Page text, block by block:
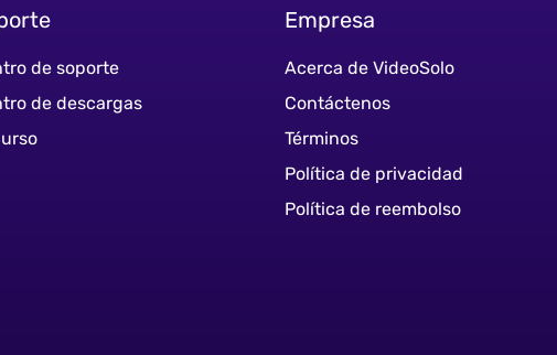
de soporte
de descargas
Empresa
Acerca de VideoSolo
Contáctenos
Términos
Política de privacidad
Política de reembolso